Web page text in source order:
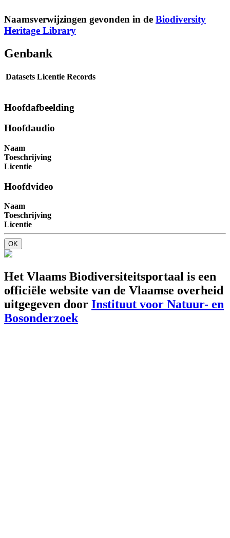
Naamsverwijzingen gevonden in de Biodiversity
Heritage Library
Genbank
Datasets Licentie Records
Hoofdafbeelding
Hoofdaudio
Naam
Toeschrijving
Licentie
Hoofdvideo
Naam
Toeschrijving
Licentie
OK
Het Vlaams Biodiversiteitsportaal is een
officiële website van de Vlaamse overheid
uitgegeven door Instituut voor Natuur- en
Bosonderzoek